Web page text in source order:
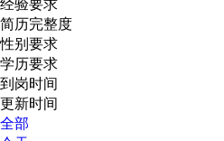
经验要求
简历完整度
性别要求
学历要求
到岗时间
更新时间
全部